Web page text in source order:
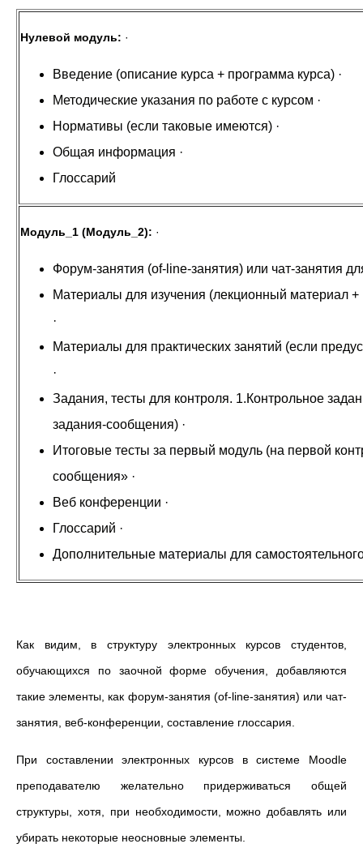
Нулевой модуль: ·
Введение (описание курса + программа курса)
Методические указания по работе с курсом ·
Нормативы (если таковые имеются) ·
Общая информация ·
Глоссарий
Модуль_1 (Модуль_2): ·
Форум-занятия (of-line-занятия) или чат-
Материалы для изучения (лекционный материал
·
Материалы для практических занятий (если
·
Задания, тесты для контроля. 1.Контрольное
задания-сообщения) ·
Итоговые тесты за первый модуль (на первой
сообщения» ·
Веб конференции ·
Глоссарий ·
Дополнительные материалы для
Как видим, в структуру электронных курсов студентов,
обучающихся по заочной форме обучения, добавляются
такие элементы, как форум-занятия (of-line-занятия) или чат-
занятия, веб-конференции, составление глоссария.
При составлении электронных курсов в системе Moodle
преподавателю желательно придерживаться общей
структуры, хотя, при необходимости, можно добавлять или
убирать некоторые неосновные элементы.